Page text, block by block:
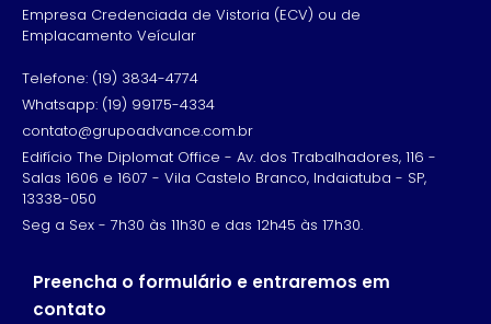
Empresa Credenciada de Vistoria (ECV) ou de
Emplacamento Veícular
Telefone: (19) 3834-4774
Whatsapp: (19) 99175-4334
contato@grupoadvance.com.br
Edifício The Diplomat Office - Av. dos Trabalhadores, 116 -
Salas 1606 e 1607 - Vila Castelo Branco, Indaiatuba - SP,
13338-050
Seg a Sex - 7h30 às 11h30 e das 12h45 às 17h30.
Preencha o formulário e entraremos em
contato